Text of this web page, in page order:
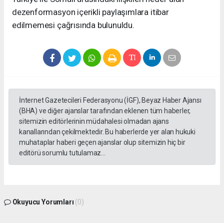
dezenformasyon içerikli paylaşımlara itibar
edilmemesi çağrısında bulunuldu.
İnternet Gazetecileri Federasyonu (İGF), Beyaz Haber Ajansı
(BHA) ve diğer ajanslar tarafından eklenen tüm haberler,
sitemizin editörlerinin müdahalesi olmadan ajans
kanallarından çekilmektedir. Bu haberlerde yer alan hukuki
muhataplar haberi geçen ajanslar olup sitemizin hiç bir
editörü sorumlu tutulamaz...
Okuyucu Yorumları (0)